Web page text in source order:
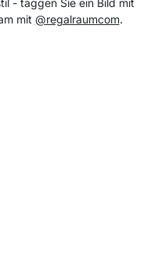
- taggen Sie ein Bild mit
mit @regalraumcom.